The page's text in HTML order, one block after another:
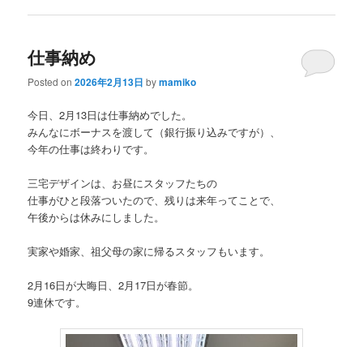
仕事納め
Posted on2026年2月13日 bymamiko
今日、2月13日は仕事納めでした。
みんなにボーナスを渡して（銀行振り込みですが）、
今年の仕事は終わりです。
三宅デザインは、お昼にスタッフたちの
仕事がひと段落ついたので、残りは来年ってことで、
午後からは休みにしました。
実家や婚家、祖父母の家に帰るスタッフもいます。
2月16日が大晦日、2月17日が春節。
9連休です。